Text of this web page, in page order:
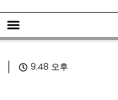
9:48 오후